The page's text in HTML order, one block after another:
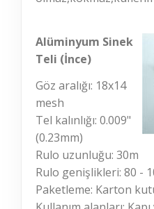
Alüminyum Sinek
Teli (İnce)
Göz aralığı: 18x14
mesh
Tel kalınlığı: 0.009"
(0.23mm)
Rulo uzunluğu: 30m
Rulo genişlikleri: 80 -
Paketleme: Karton